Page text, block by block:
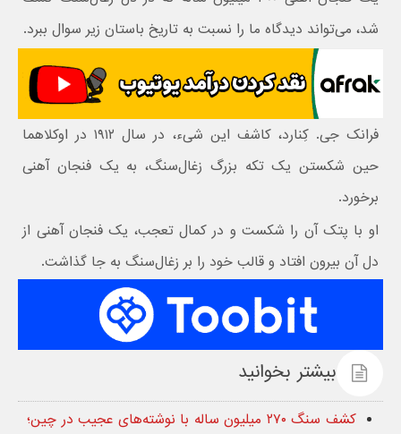
شد، می‌تواند دیدگاه ما را نسبت به تاریخ باستان زیر سوال ببرد.
فرانک جی. کِنارد، کاشف این شیء، در سال ۱۹۱۲ در اوکلاهما
حین شکستن یک تکه بزرگ زغال‌سنگ، به یک فنجان آهنی
برخورد.
او با پتک آن را شکست و در کمال تعجب، یک فنجان آهنی از
دل آن بیرون افتاد و قالب خود را بر زغال‌سنگ به جا گذاشت.
بیشتر بخوانید
کشف سنگ ۲۷۰ میلیون ساله با نوشته‌های عجیب در چین؛